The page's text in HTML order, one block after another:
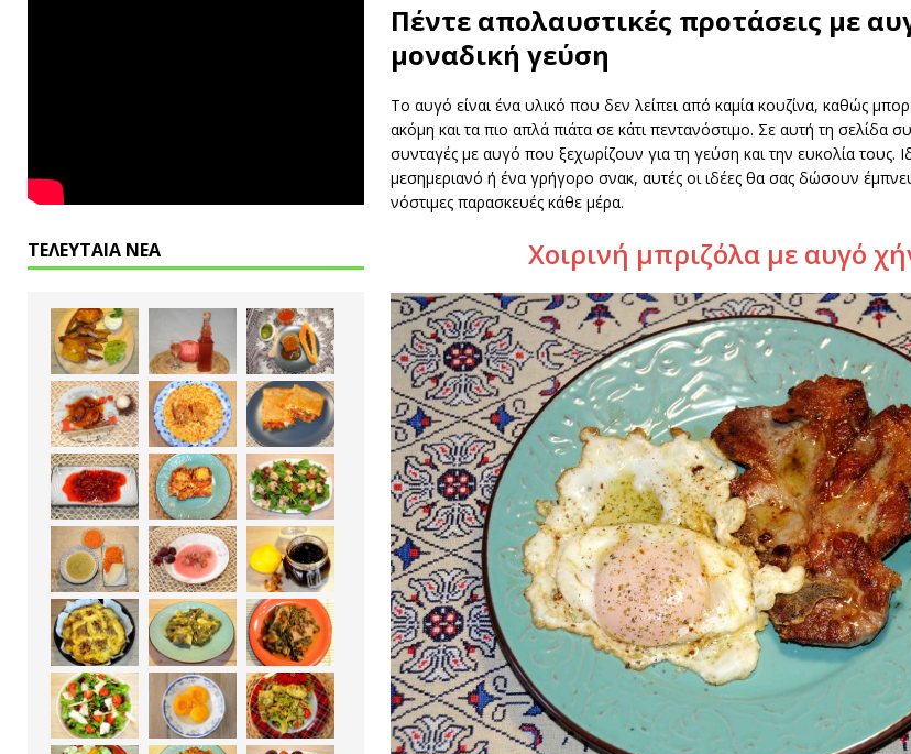
Πέντε απολαυστικές προτάσεις με
μοναδική γεύση
Το αυγό είναι ένα υλικό που δεν λείπει από καμία κουζίνα, καθώς
ακόμη και τα πιο απλά πιάτα σε κάτι πεντανόστιμο. Σε αυτή τη σελίδα
συνταγές με αυγό που ξεχωρίζουν για τη γεύση και την ευκολία τους.
μεσημεριανό ή ένα γρήγορο σνακ, αυτές οι ιδέες θα σας δώσουν
νόστιμες παρασκευές κάθε μέρα.
Χοιρινή μπριζόλα με αυγό
ΤΕΛΕΥΤΑΙΑ ΝΕΑ